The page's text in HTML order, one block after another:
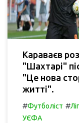
Караваєв
"Шахтарі"
"Це нова
житті".
#Футболіст #
УЄФА